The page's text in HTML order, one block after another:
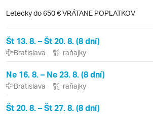
Letecky do 650 € VRÁTANE POPLATKOV
Št 13. 8. – Št 20. 8. (8 dní)
Bratislava raňajky
Ne 16. 8. – Ne 23. 8. (8 dní)
Bratislava raňajky
Št 20. 8. – Št 27. 8. (8 dní)